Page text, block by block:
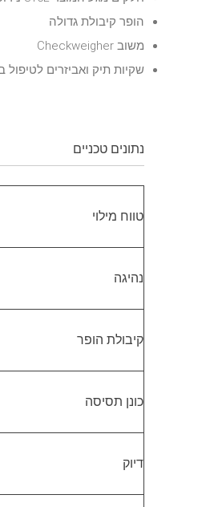
הופר קיבולת גדולה
משוב Checkweigher
שקיות תיק ואביזרים לטיפול
נתונים טכניים
טווח מילוי
נהיגה
קיבולת הופר
כונן תסיסה
דיוק